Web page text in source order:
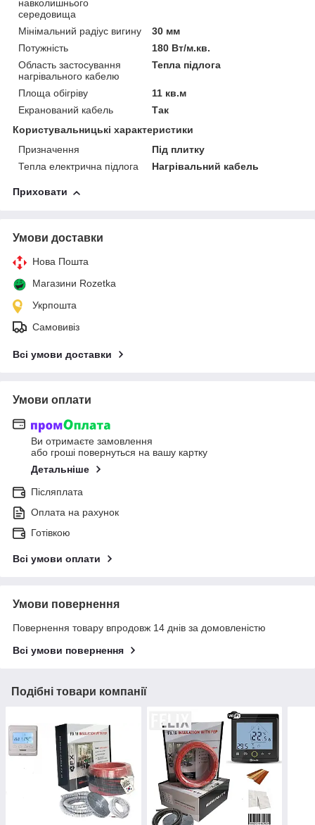
навколишнього
середовища
Мінімальний радіус вигину
30 мм
Потужність
180 Вт/м.кв.
Область застосування
нагрівального кабелю
Тепла підлога
Площа обігріву
11 кв.м
Екранований кабель
Так
Користувальницькі характеристики
Призначення
Під плитку
Тепла електрична підлога
Нагрівальний кабель
Приховати
Умови доставки
Нова Пошта
Магазини Rozetka
Укрпошта
Самовивіз
Всі умови доставки
Умови оплати
Ви отримаєте замовлення
або гроші повернуться на вашу картку
Детальніше
Післяплата
Оплата на рахунок
Готівкою
Всі умови оплати
Умови повернення
Повернення товару впродовж 14 днів за домовленістю
Всі умови повернення
Подібні товари компанії